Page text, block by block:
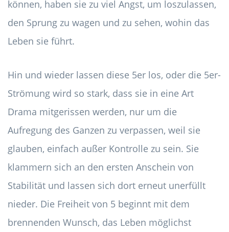
können, haben sie zu viel Angst, um loszulassen,
den Sprung zu wagen und zu sehen, wohin das
Leben sie führt.
Hin und wieder lassen diese 5er los, oder die 5er-
Strömung wird so stark, dass sie in eine Art
Drama mitgerissen werden, nur um die
Aufregung des Ganzen zu verpassen, weil sie
glauben, einfach außer Kontrolle zu sein. Sie
klammern sich an den ersten Anschein von
Stabilität und lassen sich dort erneut unerfüllt
nieder. Die Freiheit von 5 beginnt mit dem
brennenden Wunsch, das Leben möglichst